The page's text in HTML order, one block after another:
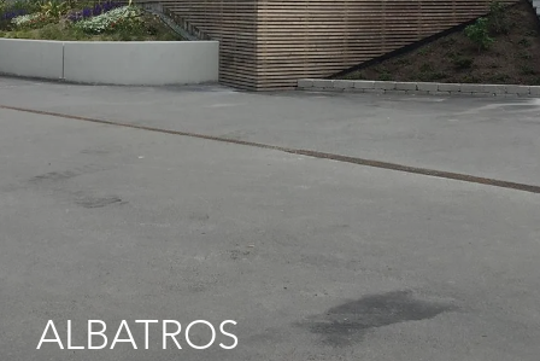
ALBATROS